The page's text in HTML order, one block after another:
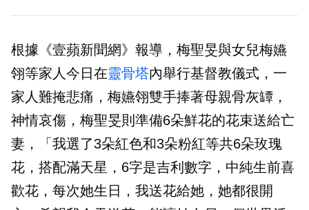
根據《壹蘋新聞網》報導，梅聖旻與女兒梅嬿
翎等家人今日在靈骨塔內舉行基督教儀式，一
家人難掩悲痛，梅嬿翎雙手捧著母親骨灰罈，
神情哀傷，梅聖旻則準備6朵鮮花的花束送給亡
妻，「我選了3朵紅色和3朵粉紅等共6朵玫瑰
花，搭配滿天星，6字是吉利數字，中純生前喜
歡花，每次她生日，我送花給她，她都很開